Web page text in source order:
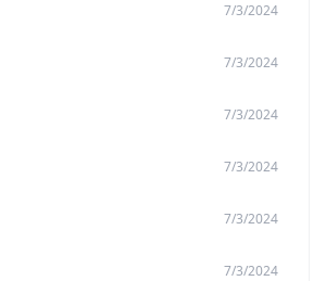
7/3/2024
7/3/2024
7/3/2024
7/3/2024
7/3/2024
7/3/2024